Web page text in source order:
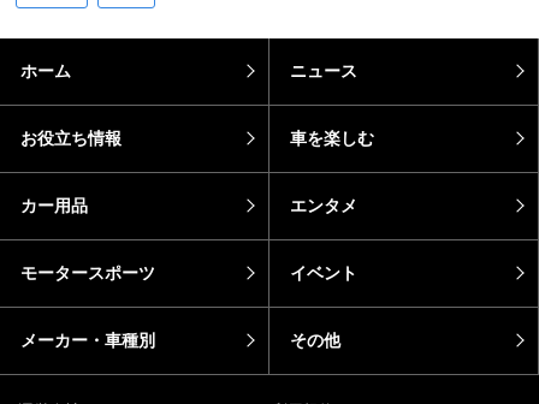
ホーム ニュース
お役立ち情報 車を楽しむ
カー用品 エンタメ
モータースポーツ イベント
メーカー・車種別 その他